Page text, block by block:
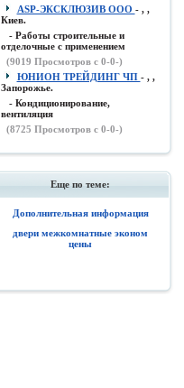
ASP-ЭКСКЛЮЗИВ ООО - , ,
Киев.
- Работы строительные и
отделочные с применением
(9019 Просмотров с 0-0-)
ЮНИОН ТРЕЙДИНГ ЧП - , ,
Запорожье.
- Кондиционирование,
вентиляция
(8725 Просмотров с 0-0-)
Еще по теме:
Дополнительная информация
двери межкомнатные эконом
цены